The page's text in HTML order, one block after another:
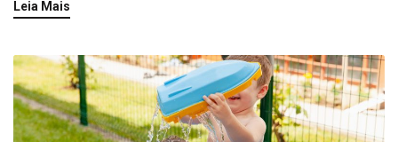
Leia Mais